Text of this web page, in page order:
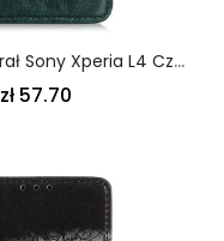
Skórzany Futerał Sony Xperia L4 Czerwony Czarny Etui Na Telefon Designerski Styl Skóry
zł 57.70